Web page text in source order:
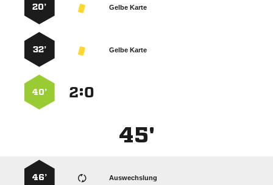
Gelbe Karte
20’
Gelbe Karte
32’
:
40’
45'
Auswechslung
46’